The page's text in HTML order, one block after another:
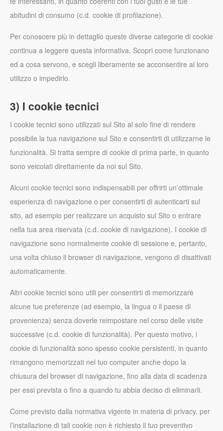
abitudini di consumo (c.d. cookie di profilazione).
Per conoscere più in dettaglio queste diverse categorie di cookie
continua a leggere questa informativa. Scopri come funzionano
ed a cosa servono, e scegli liberamente se acconsentire al loro
utilizzo o impedirlo.
3) I cookie tecnici
I cookie tecnici sono utilizzati sul Sito al solo fine di rendere
possibile la tua navigazione sul Sito e consentirti di utilizzarne le
funzionalità. Si tratta sempre di cookie di prima parte, in quanto
sono veicolati direttamente da noi sul Sito.
Alcuni cookie tecnici sono indispensabili per offrirti un’ottimale
esperienza di navigazione o per consentirti di autenticarti sul
sito, ad esempio per realizzare un acquisto sul Sito o entrare
nella tua area riservata (c.d. cookie di navigazione). I cookie di
navigazione sono normalmente cookie di sessione e, pertanto,
una volta chiuso il browser di navigazione, vengono di disattivati
automaticamente.
Altri cookie tecnici sono utili per consentirti di memorizzare
alcune tue preferenze (ad esempio, la lingua o il paese di
provenienza) senza doverle reimpostare nel corso delle visite
successive (c.d. cookie di funzionalità). Per questo motivo, i
cookie di funzionalità sono spesso cookie persistenti, in quanto
rimangono memorizzati nel tuo computer anche dopo la
chiusura del browser di navigazione, fino alla data di scadenza
per essi prevista o fino a quando tu abbia deciso di eliminarli.
Come previsto dalla normativa vigente in materia di privacy, per
l’installazione di tali cookie non è richiesto il tuo preventivo